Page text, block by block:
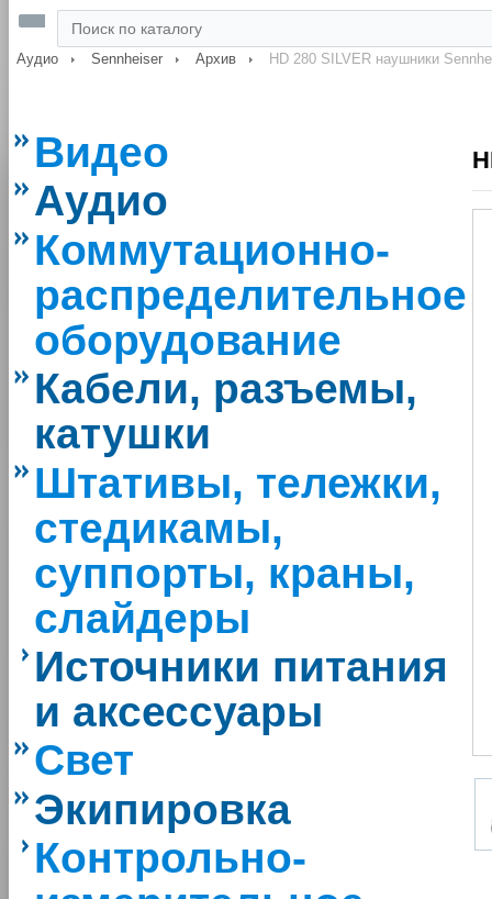
Аудио Sennheiser Архив HD 280 SILVER наушники
Видео
Аудио
Коммутационно-
распределительное
оборудование
Кабели, разъемы,
катушки
Штативы, тележки,
стедикамы,
суппорты, краны,
слайдеры
Источники питания
и аксессуары
Свет
Экипировка
Контрольно-